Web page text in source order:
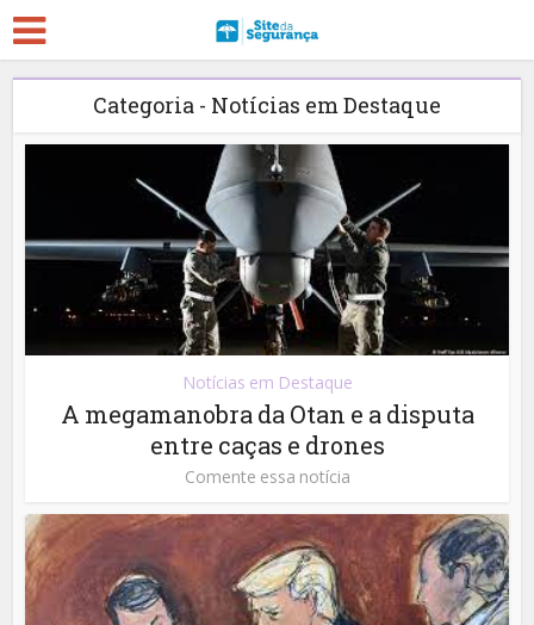
Categoria - Notícias em Destaque
Notícias em Destaque
A megamanobra da Otan e a disputa
entre caças e drones
Comente essa notícia